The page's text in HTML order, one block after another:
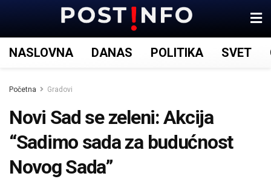
NASLOVNA DANAS POLITIKA SVET
Početna Gradovi
Novi Sad se zeleni: Akcija
“Sadimo sada za budućnost
Novog Sada”